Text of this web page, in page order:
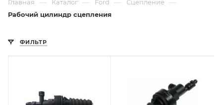
Главная — Каталог — Ford — Сцепление —
Рабочий цилиндр сцепления
ФИЛЬТР